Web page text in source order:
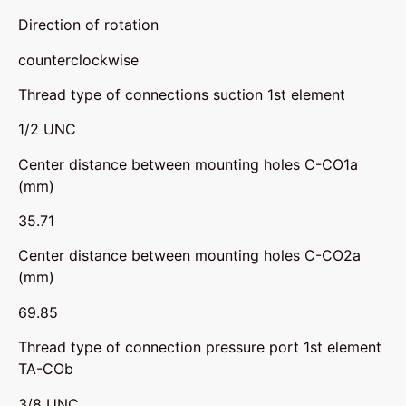
Direction of rotation
counterclockwise
Thread type of connections suction 1st element
1/2 UNC
Center distance between mounting holes C-CO1a
(mm)
35.71
Center distance between mounting holes C-CO2a
(mm)
69.85
Thread type of connection pressure port 1st element
TA-COb